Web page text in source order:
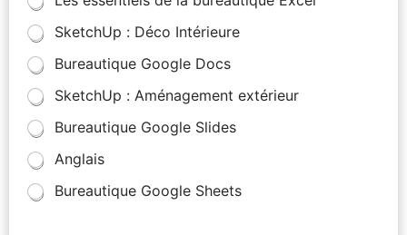
SketchUp : Déco Intérieure
Bureautique Google Docs
SketchUp : Aménagement extérieur
Bureautique Google Slides
Anglais
Bureautique Google Sheets